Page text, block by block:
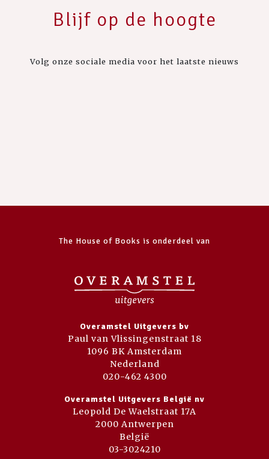
Blijf op de hoogte
Volg onze sociale media voor het laatste nieuws
The House of Books is onderdeel van
Overamstel Uitgevers bv
Paul van Vlissingenstraat 18
1096 BK Amsterdam
Nederland
020-462 4300
Overamstel Uitgevers België nv
Leopold De Waelstraat 17A
2000 Antwerpen
België
03-3024210